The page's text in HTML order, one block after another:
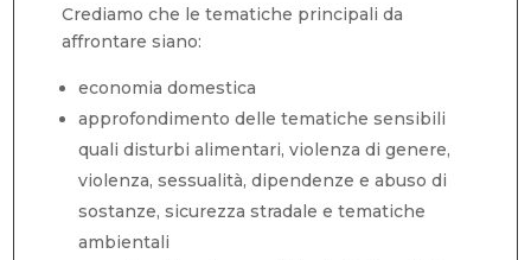
Crediamo che le tematiche principali da
affrontare siano:
economia domestica
approfondimento delle tematiche sensibili
quali disturbi alimentari, violenza di genere,
violenza, sessualità, dipendenze e abuso di
sostanze, sicurezza stradale e tematiche
ambientali